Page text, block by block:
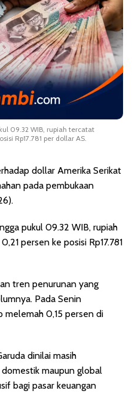
09.32 WIB, rupiah tercatat
Rp17.781 per dollar AS.
dollar Amerika Serikat
pada pembukaan
pukul 09.32 WIB, rupiah
persen ke posisi Rp17.781
tren penurunan yang
Pada Senin
melemah 0,15 persen di
dinilai masih
maupun global
bagi pasar keuangan